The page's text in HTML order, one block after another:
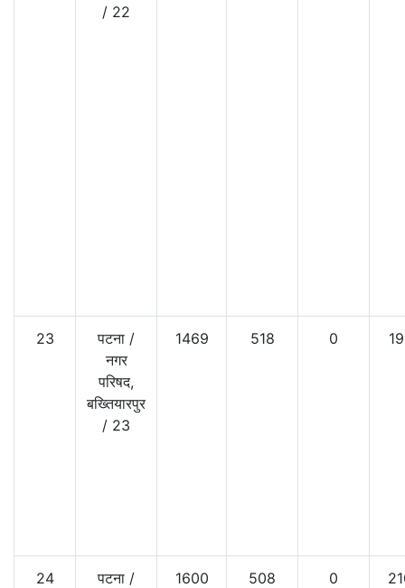
/ 22
23 पटना /
नगर
परिषद,
बख्तियारपुर
/ 23
1469 518 0
24 पटना /
1600 508 0